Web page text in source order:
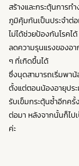
สร้างและกระตุ้นการท
ภูมิคุ้มกันเป็นประจำต่
ไม่ได้ช่วยป้องกันโรคไ
ลดความรุนแรงของอา
ๆ ที่เกิดขึ้นได้
ซึ่งนุดสามารถเริ่มพา
ตั้งแต่ตอนน้องอายุปร
รับเข็มกระตุ้นซ้ำอีกค
ต่อมา หลังจากนั้นก็ไป
ค่ะ